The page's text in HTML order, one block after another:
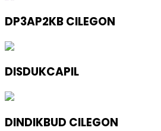
DP3AP2KB CILEGON
DISDUKCAPIL
DINDIKBUD CILEGON